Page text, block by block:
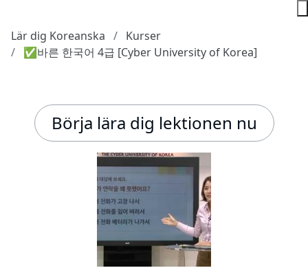
Lär dig Koreanska
Kurser
✅바른 한국어 4급 [Cyber University of Korea]
Börja lära dig lektionen nu